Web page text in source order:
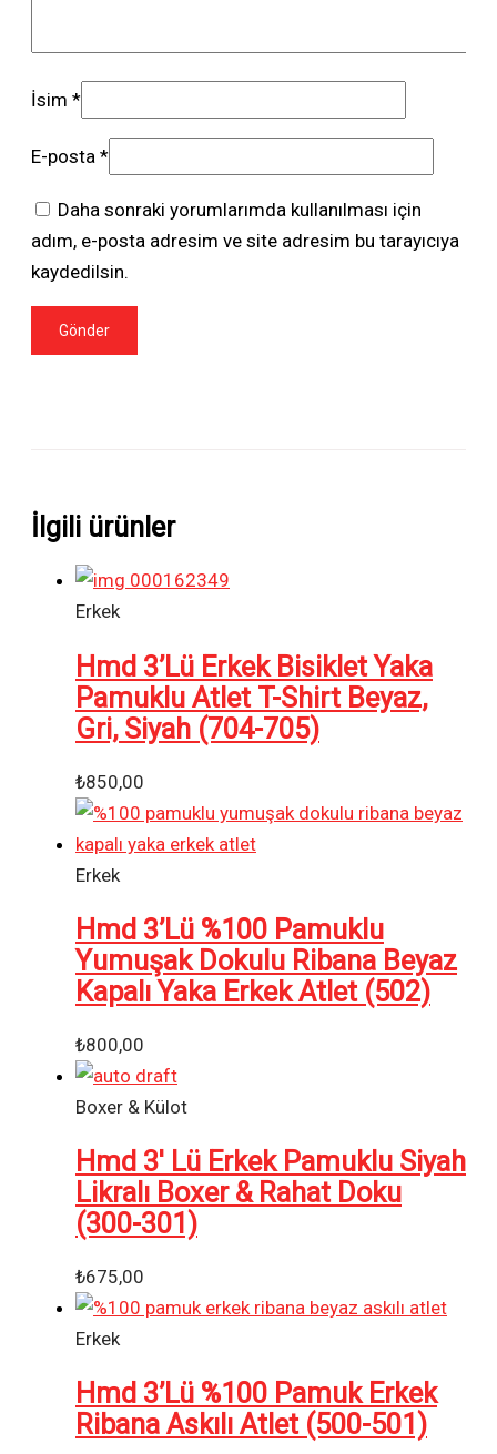
İsim *
E-posta *
Daha sonraki yorumlarımda kullanılması için
adım, e-posta adresim ve site adresim bu tarayıcıya
kaydedilsin.
İlgili ürünler
Erkek
Hmd 3’Lü Erkek Bisiklet Yaka
Pamuklu Atlet T-Shirt Beyaz,
Gri, Siyah (704-705)
₺850,00
Erkek
Hmd 3’Lü %100 Pamuklu
Yumuşak Dokulu Ribana Beyaz
Kapalı Yaka Erkek Atlet (502)
₺800,00
Boxer & Külot
Hmd 3′ Lü Erkek Pamuklu Siyah
Likralı Boxer & Rahat Doku
(300-301)
₺675,00
Erkek
Hmd 3’Lü %100 Pamuk Erkek
Ribana Askılı Atlet (500-501)